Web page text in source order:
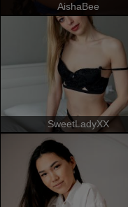
AishaBee
SweetLadyXX